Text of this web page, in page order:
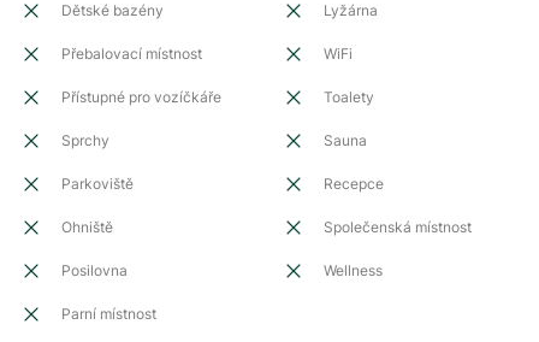
Dětské bazény Lyžárna
Přebalovací místnost WiFi
Přístupné pro vozíčkáře Toalety
Sprchy Sauna
Parkoviště Recepce
Ohniště Společenská místnost
Posilovna Wellness
Parní místnost